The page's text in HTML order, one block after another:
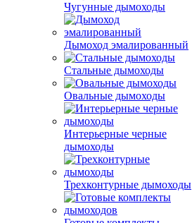
Чугунные дымоходы
Дымоход эмалированный
Стальные дымоходы
Овальные дымоходы
Интерьерные черные
дымоходы
Трехконтурные дымоходы